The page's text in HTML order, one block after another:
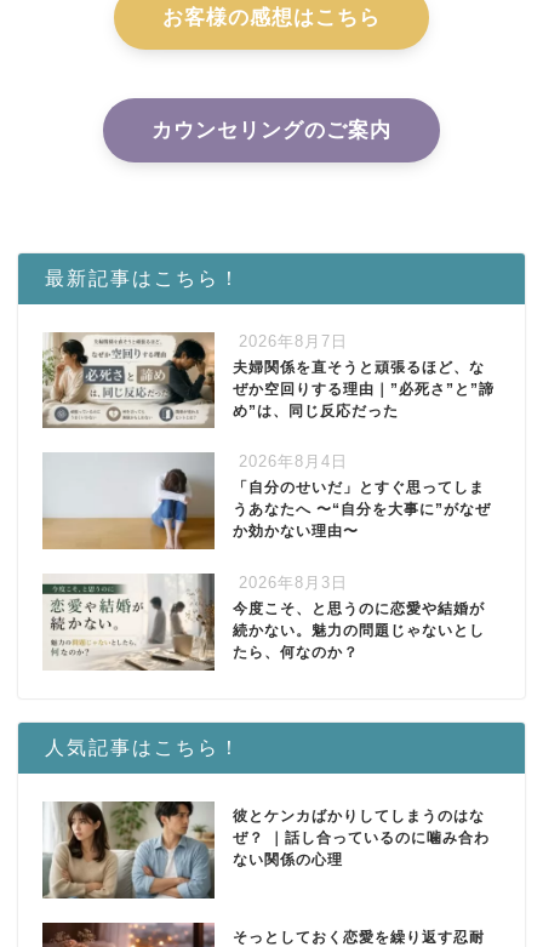
お客様の感想はこちら
カウンセリングのご案内
最新記事はこちら！
2026年8月7日
夫婦関係を直そうと頑張るほど、な
ぜか空回りする理由｜”必死さ”と”諦
め”は、同じ反応だった
2026年8月4日
「自分のせいだ」とすぐ思ってしま
うあなたへ 〜“自分を大事に”がなぜ
か効かない理由〜
2026年8月3日
今度こそ、と思うのに恋愛や結婚が
続かない。魅力の問題じゃないとし
たら、何なのか？
人気記事はこちら！
彼とケンカばかりしてしまうのはな
ぜ？ ｜話し合っているのに噛み合わ
ない関係の心理
そっとしておく恋愛を繰り返す忍耐